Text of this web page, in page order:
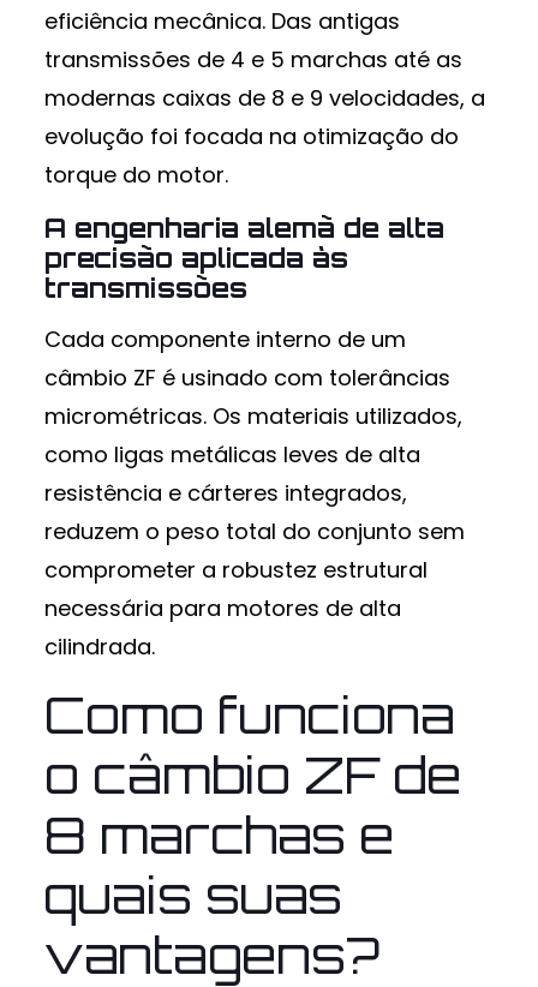
eficiência mecânica. Das antigas
transmissões de 4 e 5 marchas até as
modernas caixas de 8 e 9 velocidades, a
evolução foi focada na otimização do
torque do motor.
A engenharia alemã de alta
precisão aplicada às
transmissões
Cada componente interno de um
câmbio ZF é usinado com tolerâncias
micrométricas. Os materiais utilizados,
como ligas metálicas leves de alta
resistência e cárteres integrados,
reduzem o peso total do conjunto sem
comprometer a robustez estrutural
necessária para motores de alta
cilindrada.
Como funciona
o câmbio ZF de
8 marchas e
quais suas
vantagens?